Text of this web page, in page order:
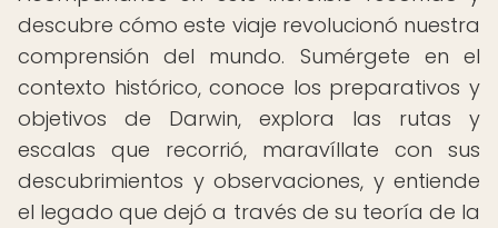
descubre cómo este viaje revolucionó nuestra
comprensión del mundo. Sumérgete en el
contexto histórico, conoce los preparativos y
objetivos de Darwin, explora las rutas y
escalas que recorrió, maravíllate con sus
descubrimientos y observaciones, y entiende
el legado que dejó a través de su teoría de la